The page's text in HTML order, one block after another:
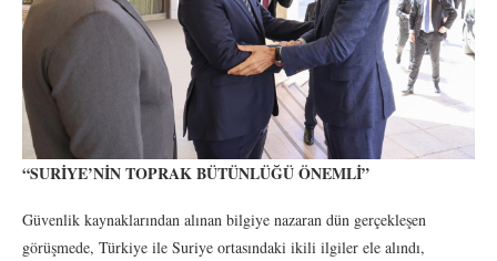
“SURİYE’NİN TOPRAK BÜTÜNLÜĞÜ ÖNEMLİ”
Güvenlik kaynaklarından alınan bilgiye nazaran dün gerçekleşen
görüşmede, Türkiye ile Suriye ortasındaki ikili ilgiler ele alındı,